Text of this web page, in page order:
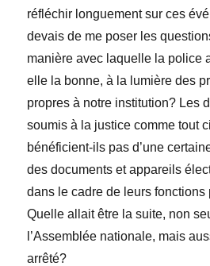
réfléchir longuement sur ces
devais de me poser les
manière avec laquelle la police
elle la bonne, à la lumière des
propres à notre institution? Les
soumis à la justice comme tout
bénéficient-ils pas d’une
des documents et appareils
dans le cadre de leurs fonctions
Quelle allait être la suite, non
l’Assemblée nationale, mais
arrêté?